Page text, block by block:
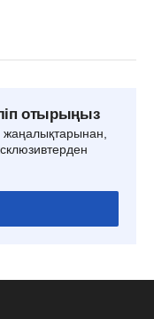
отырыңыз
жаңалықтарынан,